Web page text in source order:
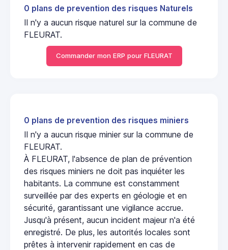
0 plans de prevention des risques Naturels
Il n'y a aucun risque naturel sur la commune de
FLEURAT.
Commander mon ERP pour FLEURAT
0 plans de prevention des risques miniers
Il n'y a aucun risque minier sur la commune de
FLEURAT.
À FLEURAT, l'absence de plan de prévention
des risques miniers ne doit pas inquiéter les
habitants. La commune est constamment
surveillée par des experts en géologie et en
sécurité, garantissant une vigilance accrue.
Jusqu'à présent, aucun incident majeur n'a été
enregistré. De plus, les autorités locales sont
prêtes à intervenir rapidement en cas de